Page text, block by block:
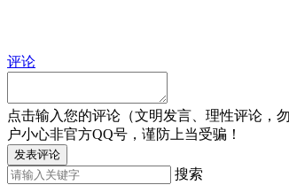
评论
点击输入您的评论（文明发言、理性评论，
户小心非官方QQ号，谨防上当受骗！
发表评论
搜索